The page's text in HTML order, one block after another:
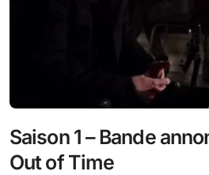
Saison 1 – Bande
Out of Time